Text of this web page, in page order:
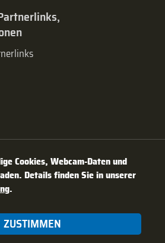
Cookies, Webcam-Daten und
Details finden Sie in unserer
.
ZUSTIMMEN